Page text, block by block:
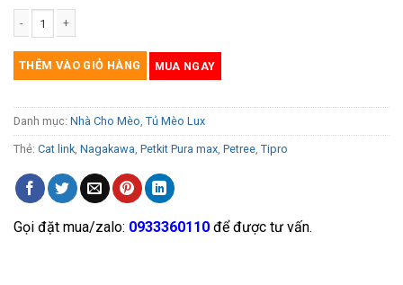
THÊM VÀO GIỎ HÀNG MUA NGAY
Danh mục: Nhà Cho Mèo Tủ Mèo Lux
Thẻ: Cat link Nagakawa Petkit Pura max Petree Tipro
Gọi đặt mua/zalo: 0933360110 để được tư vấn.